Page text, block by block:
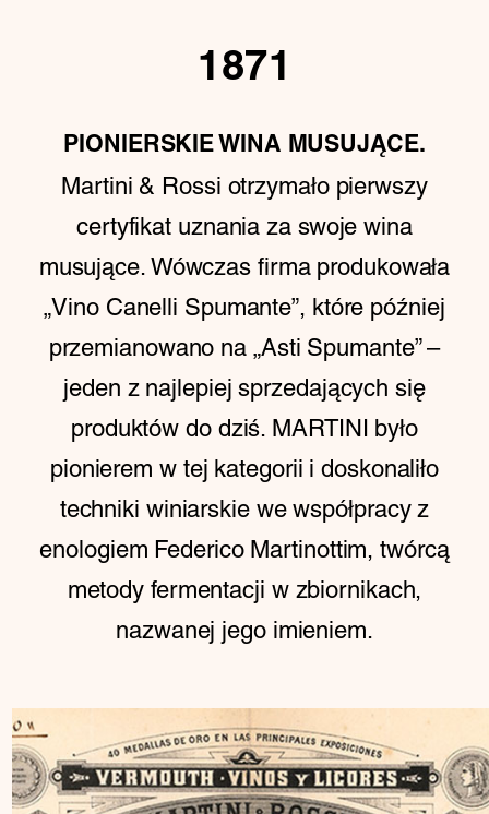
1871
PIONIERSKIE WINA MUSUJĄCE.
Martini & Rossi otrzymało pierwszy
certyfikat uznania za swoje wina
musujące. Wówczas firma produkowała
„Vino Canelli Spumante”, które później
przemianowano na „Asti Spumante” –
jeden z najlepiej sprzedających się
produktów do dziś. MARTINI było
pionierem w tej kategorii i doskonaliło
techniki winiarskie we współpracy z
enologiem Federico Martinottim, twórcą
metody fermentacji w zbiornikach,
nazwanej jego imieniem.